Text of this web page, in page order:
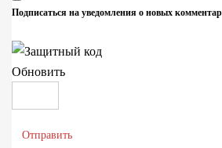
Подписаться на уведомления о новых
Обновить
Отправить